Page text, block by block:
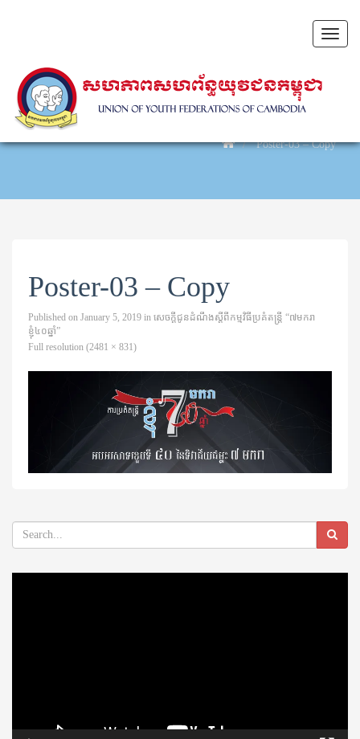
Toggle
Poster-03 – Copy
Poster-03 – Copy
Published on January 5, 2019 in សេចក្តីជូនដំណឹង​​ស្តីពី​កម្មវិធី​ប្រគំ​តន្រ្តី​ “៧មករា
ខ្ញុំ៤០ឆ្នាំ”
Full resolution (2481 × 831)